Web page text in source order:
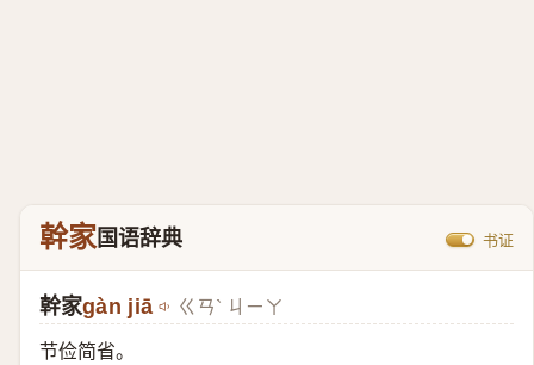
幹家国语辞典 书证
幹家gàn jiā ㄍㄢˋ ㄐㄧㄚ
节俭简省。